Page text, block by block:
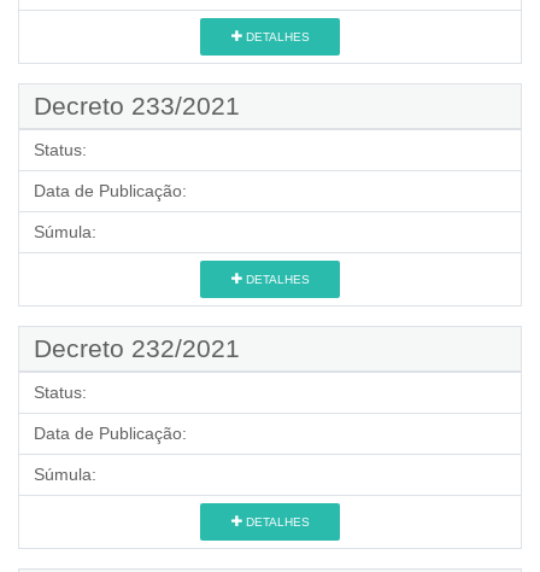
DETALHES
Decreto 233/2021
Status:
Data de Publicação:
Súmula:
DETALHES
Decreto 232/2021
Status:
Data de Publicação:
Súmula:
DETALHES